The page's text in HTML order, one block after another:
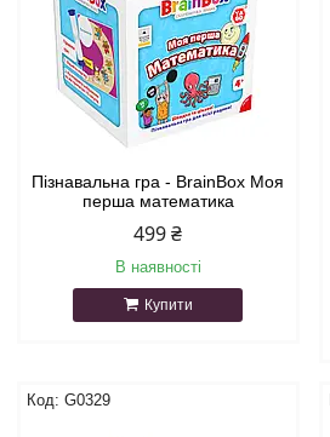
Пізнавальна гра - BrainBox Моя
перша математика
499 ₴
В наявності
Купити
G0329